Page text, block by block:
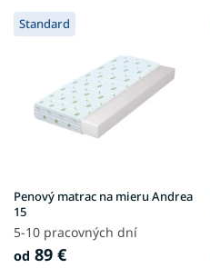
V
ý
u
k
t
o
Standard
Penový matrac na mieru Andrea
15
5-10 pracovných dní
od 89 €